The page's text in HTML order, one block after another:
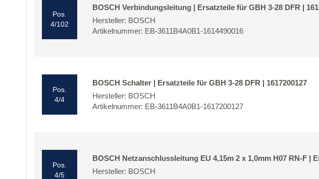
Pos.
4/102
BOSCH Verbindungsleitung | Ersatzteile für GBH 3-28 DFR |
Hersteller: BOSCH
Artikelnummer: EB-3611B4A0B1-1614490016
Pos.
4/4
BOSCH Schalter | Ersatzteile für GBH 3-28 DFR | 1617200127
Hersteller: BOSCH
Artikelnummer: EB-3611B4A0B1-1617200127
Pos.
4/5
BOSCH Netzanschlussleitung EU 4,15m 2 x 1,0mm H07 RN-F |
Hersteller: BOSCH